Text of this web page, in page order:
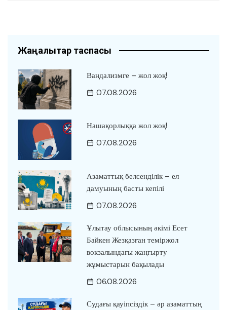
Жаңалықтар таспасы
Вандализмге – жол жоқ!
07.08.2026
Нашақорлыққа жол жоқ!
07.08.2026
Азаматтық белсенділік – ел
дамуының басты кепілі
07.08.2026
Ұлытау облысының әкімі Есет
Байкен Жезқазған теміржол
вокзалындағы жаңғырту
жұмыстарын бақылады
06.08.2026
Судағы қауіпсіздік – әр азаматтың